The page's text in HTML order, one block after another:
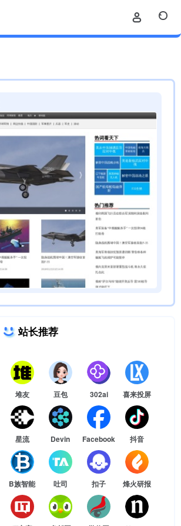
站长推荐
堆友 豆包 302ai 喜来投屏
星流 Devin Facebook 抖音
B族智能 吐司 扣子 烽火研报